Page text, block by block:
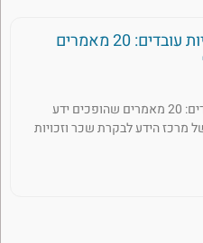
סיכום סדרת בקרת שכר וזכויות עובדים: 20 מאמרים
סיכום סדרת בקרת שכר וזכויות עובדים: 20 מאמרים שהופכים ידע
המאמרים של מרכז הידע לבקרת שכר וזכויות